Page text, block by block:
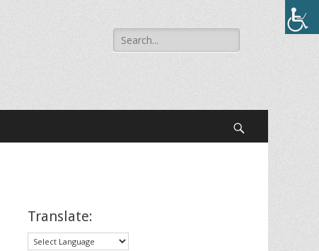
Buscar:
Translate: